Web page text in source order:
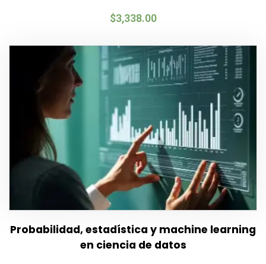
$3,338.00
Probabilidad, estadística y machine learning
en ciencia de datos